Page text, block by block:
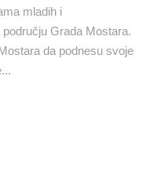
mladih i
Grada Mostara.
da podnesu svoje